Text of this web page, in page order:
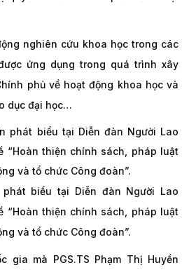
nghiên cứu khoa học trong các
ứng dụng trong quá trình xây
phủ về hoạt động khoa học và
dục đại học…
phát biểu tại Diễn đàn Người Lao
“Hoàn thiện chính sách, pháp luật
và tổ chức Công đoàn”.
gia mà PGS.TS Phạm Thị Huyền